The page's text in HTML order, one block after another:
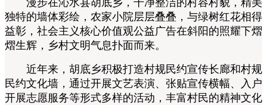
独特的墙体彩绘，农家小院层层叠叠，与绿树红花相得
益彰，社会主义核心价值观公益广告在斜阳的照耀下熠
熠生辉，乡村文明气息扑面而来。
近年来，胡底乡积极打造村规民约宣传长廊和村规
民约文化墙，通过开展文艺表演、张贴宣传横幅、入户
开展志愿服务等形式多样的活动，丰富村民的精神文化